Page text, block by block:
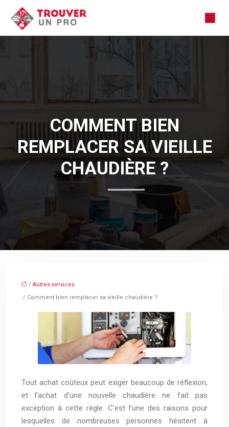
COMMENT BIEN
REMPLACER SA VIEILLE
CHAUDIÈRE ?
/ Autres services
/ Comment bien remplacer sa vieille chaudière ?
Tout achat coûteux peut exiger beaucoup de réflexion,
et l’achat d’une nouvelle chaudière ne fait pas
exception à cette règle. C’est l’une des raisons pour
lesquelles de nombreuses personnes hésitent à